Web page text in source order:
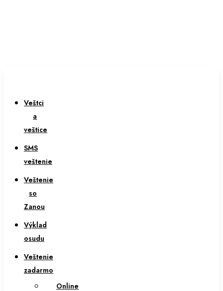
Veštci
a
veštice
SMS
veštenie
Veštenie
so
Zanou
Výklad
osudu
Veštenie
zadarmo
Online